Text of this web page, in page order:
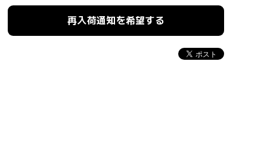
再入荷通知を希望する